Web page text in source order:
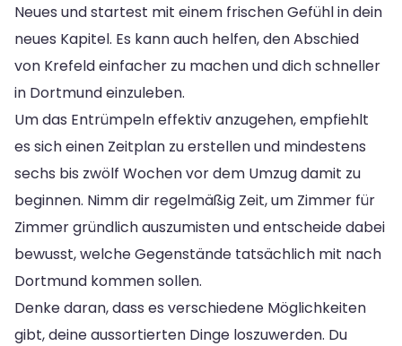
Neues und startest mit einem frischen Gefühl in dein
neues Kapitel. Es kann auch helfen, den Abschied
von Krefeld einfacher zu machen und dich schneller
in Dortmund einzuleben.
Um das Entrümpeln effektiv anzugehen, empfiehlt
es sich einen Zeitplan zu erstellen und mindestens
sechs bis zwölf Wochen vor dem Umzug damit zu
beginnen. Nimm dir regelmäßig Zeit, um Zimmer für
Zimmer gründlich auszumisten und entscheide dabei
bewusst, welche Gegenstände tatsächlich mit nach
Dortmund kommen sollen.
Denke daran, dass es verschiedene Möglichkeiten
gibt, deine aussortierten Dinge loszuwerden. Du